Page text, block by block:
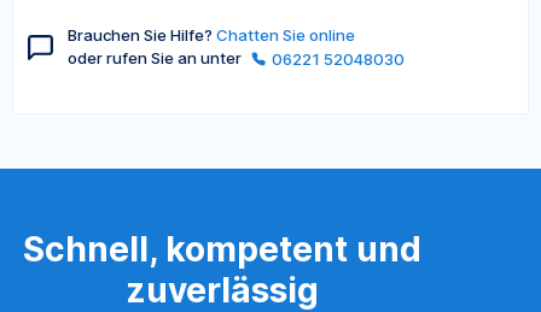
Brauchen Sie Hilfe? Chatten Sie online
oder rufen Sie an unter
06221 52048030
Schnell, kompetent und
zuverlässig